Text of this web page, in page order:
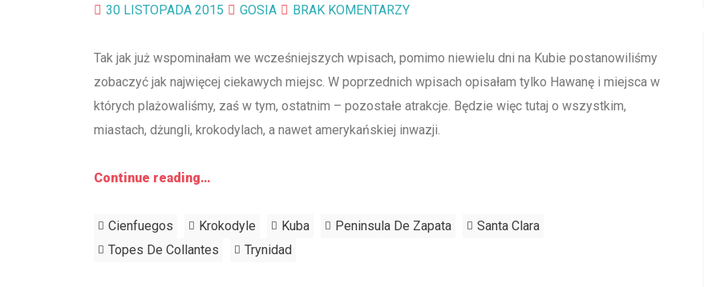
30 LISTOPADA 2015 GOSIA BRAK KOMENTARZY
Tak jak już wspominałam we wcześniejszych wpisach, pomimo niewielu dni na Kubie postanowiliśmy
zobaczyć jak najwięcej ciekawych miejsc. W poprzednich wpisach opisałam tylko Hawanę i miejsca w
których plażowaliśmy, zaś w tym, ostatnim – pozostałe atrakcje. Będzie więc tutaj o wszystkim,
miastach, dżungli, krokodylach, a nawet amerykańskiej inwazji.
Continue reading…
Cienfuegos Krokodyle Kuba Peninsula De Zapata
Santa Clara
Topes De Collantes
Trynidad